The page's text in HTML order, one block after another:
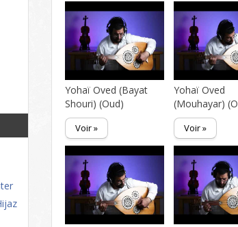
Yohaï Oved (Bayat
Shouri) (Oud)
Voir »
Yohaï Oved
(Mouhayar)
Voir »